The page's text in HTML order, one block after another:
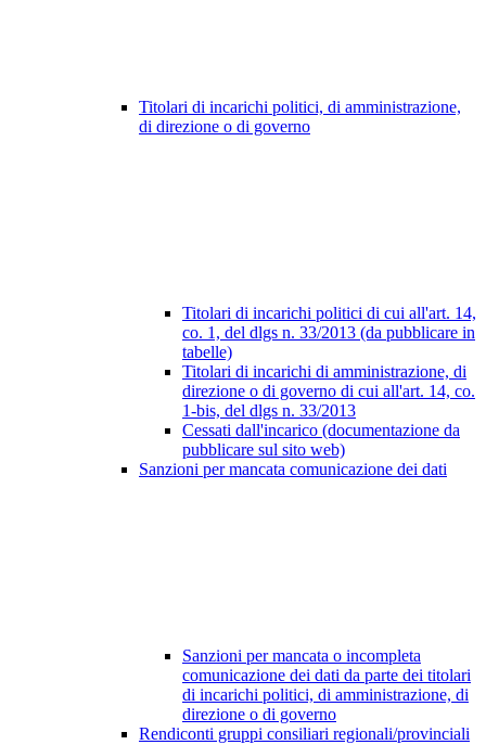
Titolari di incarichi politici, di amministrazione,
di direzione o di governo
Titolari di incarichi politici di cui all'art. 14,
co. 1, del dlgs n. 33/2013 (da pubblicare in
tabelle)
Titolari di incarichi di amministrazione, di
direzione o di governo di cui all'art. 14, co.
1-bis, del dlgs n. 33/2013
Cessati dall'incarico (documentazione da
pubblicare sul sito web)
Sanzioni per mancata comunicazione dei dati
Sanzioni per mancata o incompleta
comunicazione dei dati da parte dei titolari
di incarichi politici, di amministrazione, di
direzione o di governo
Rendiconti gruppi consiliari regionali/provinciali